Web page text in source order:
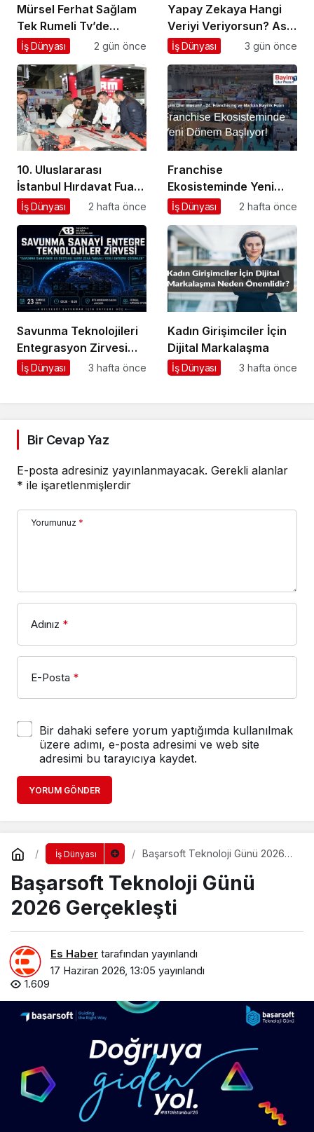
Mürsel Ferhat Sağlam
Tek Rumeli Tv’de
Marka Atölyesi
Oldu
İş Dünyası 2 gün önce
Yapay Zekaya Hangi
Veriyi Veriyorsun? Asıl
Risk Ürettiğin Değil,
İş Dünyası 3 gün önce
10. Uluslararası
İstanbul Hırdavat Fuarı,
Küresel Ticaretin Yeni
Hazırlanıyor
İş Dünyası 2 hafta önce
Franchise
Ekosisteminde Yeni
Dönem Başlıyor: Bayim
2026 İçin Geri Sayım!
İş Dünyası 2 hafta önce
Savunma Teknolojileri
Entegrasyon Zirvesi
Ankara’da
İş Dünyası 3 hafta önce
Kadın Girişimciler İçin
Dijital Markalaşma
İş Dünyası 3 hafta önce
Bir Cevap Yaz
E-posta adresiniz yayınlanmayacak. Gerekli alanlar
* ile işaretlenmişlerdir
Yorumunuz *
Adınız *
E-Posta *
Bir dahaki sefere yorum yaptığımda kullanılmak
üzere adımı, e-posta adresimi ve web site
adresimi bu tarayıcıya kaydet.
YORUM GÖNDER
İş Dünyası
Başarsoft Teknoloji Günü 2026
Başarsoft Teknoloji Günü
2026 Gerçekleşti
Es Haber tarafından yayınlandı
17 Haziran 2026, 13:05 yayınlandı
1.609